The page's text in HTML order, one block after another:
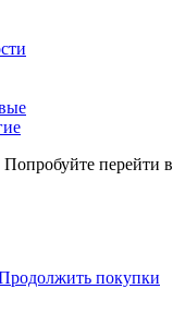
перейти в
покупки